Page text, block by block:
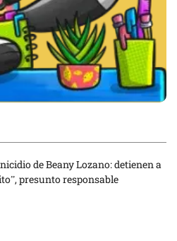
de Beany Lozano: detienen a
presunto responsable